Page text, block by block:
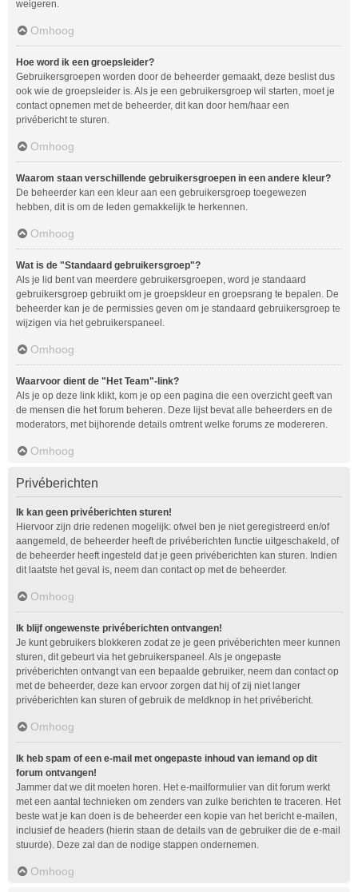
weigeren.
Omhoog
Hoe word ik een groepsleider?
Gebruikersgroepen worden door de beheerder gemaakt, deze beslist dus
ook wie de groepsleider is. Als je een gebruikersgroep wil starten, moet je
contact opnemen met de beheerder, dit kan door hem/haar een
privébericht te sturen.
Omhoog
Waarom staan verschillende gebruikersgroepen in een andere kleur?
De beheerder kan een kleur aan een gebruikersgroep toegewezen
hebben, dit is om de leden gemakkelijk te herkennen.
Omhoog
Wat is de "Standaard gebruikersgroep"?
Als je lid bent van meerdere gebruikersgroepen, word je standaard
gebruikersgroep gebruikt om je groepskleur en groepsrang te bepalen. De
beheerder kan je de permissies geven om je standaard gebruikersgroep te
wijzigen via het gebruikerspaneel.
Omhoog
Waarvoor dient de "Het Team"-link?
Als je op deze link klikt, kom je op een pagina die een overzicht geeft van
de mensen die het forum beheren. Deze lijst bevat alle beheerders en de
moderators, met bijhorende details omtrent welke forums ze modereren.
Omhoog
Privéberichten
Ik kan geen privéberichten sturen!
Hiervoor zijn drie redenen mogelijk: ofwel ben je niet geregistreerd en/of
aangemeld, de beheerder heeft de privéberichten functie uitgeschakeld, of
de beheerder heeft ingesteld dat je geen privéberichten kan sturen. Indien
dit laatste het geval is, neem dan contact op met de beheerder.
Omhoog
Ik blijf ongewenste privéberichten ontvangen!
Je kunt gebruikers blokkeren zodat ze je geen privéberichten meer kunnen
sturen, dit gebeurt via het gebruikerspaneel. Als je ongepaste
privéberichten ontvangt van een bepaalde gebruiker, neem dan contact op
met de beheerder, deze kan ervoor zorgen dat hij of zij niet langer
privéberichten kan sturen of gebruik de meldknop in het privébericht.
Omhoog
Ik heb spam of een e-mail met ongepaste inhoud van iemand op dit
forum ontvangen!
Jammer dat we dit moeten horen. Het e-mailformulier van dit forum werkt
met een aantal technieken om zenders van zulke berichten te traceren. Het
beste wat je kan doen is de beheerder een kopie van het bericht e-mailen,
inclusief de headers (hierin staan de details van de gebruiker die de e-mail
stuurde). Deze zal dan de nodige stappen ondernemen.
Omhoog